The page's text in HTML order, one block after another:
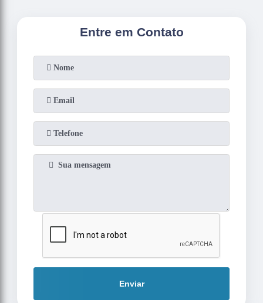
Entre em Contato
Enviar